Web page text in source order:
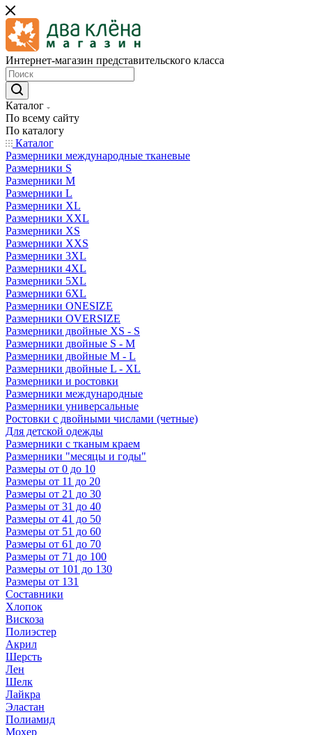
Интернет-магазин представительского класса
Каталог
По всему сайту
По каталогу
Каталог
Размерники международные тканевые
Размерники S
Размерники M
Размерники L
Размерники XL
Размерники XXL
Размерники XS
Размерники XXS
Размерники 3XL
Размерники 4XL
Размерники 5XL
Размерники 6XL
Размерники ONESIZE
Размерники OVERSIZE
Размерники двойные XS - S
Размерники двойные S - M
Размерники двойные M - L
Размерники двойные L - XL
Размерники и ростовки
Размерники международные
Размерники универсальные
Ростовки с двойными числами (четные)
Для детской одежды
Размерники с тканым краем
Размерники "месяцы и годы"
Размеры от 0 до 10
Размеры от 11 до 20
Размеры от 21 до 30
Размеры от 31 до 40
Размеры от 41 до 50
Размеры от 51 до 60
Размеры от 61 до 70
Размеры от 71 до 100
Размеры от 101 до 130
Размеры от 131
Составники
Хлопок
Вискоза
Полиэстер
Акрил
Шерсть
Лен
Шелк
Лайкра
Эластан
Полиамид
Мохер